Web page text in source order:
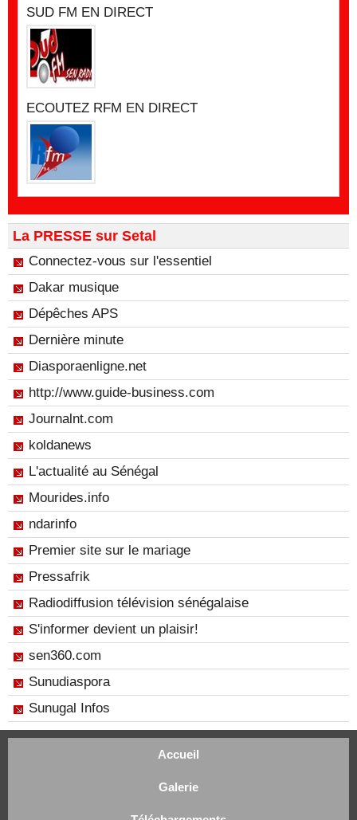
SUD FM EN DIRECT
ECOUTEZ RFM EN DIRECT
La PRESSE sur Setal
Connectez-vous sur l'essentiel
Dakar musique
Dépêches APS
Dernière minute
Diasporaenligne.net
http://www.guide-business.com
Journalnt.com
koldanews
L'actualité au Sénégal
Mourides.info
ndarinfo
Premier site sur le mariage
Pressafrik
Radiodiffusion télévision sénégalaise
S'informer devient un plaisir!
sen360.com
Sunudiaspora
Sunugal Infos
Accueil
Galerie